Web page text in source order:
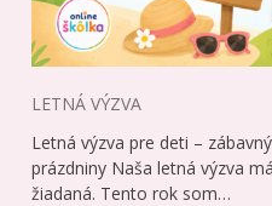
LETNÁ VÝZVA
Letná výzva pre deti –
prázdniny Naša letná výzva
žiadaná. Tento rok som…